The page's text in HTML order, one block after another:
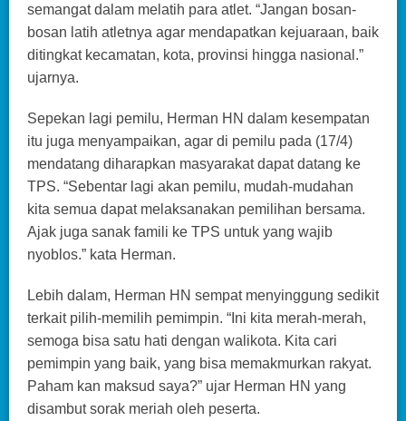
semangat dalam melatih para atlet. “Jangan bosan-
bosan latih atletnya agar mendapatkan kejuaraan, baik
ditingkat kecamatan, kota, provinsi hingga nasional.”
ujarnya.
Sepekan lagi pemilu, Herman HN dalam kesempatan
itu juga menyampaikan, agar di pemilu pada (17/4)
mendatang diharapkan masyarakat dapat datang ke
TPS. “Sebentar lagi akan pemilu, mudah-mudahan
kita semua dapat melaksanakan pemilihan bersama.
Ajak juga sanak famili ke TPS untuk yang wajib
nyoblos.” kata Herman.
Lebih dalam, Herman HN sempat menyinggung sedikit
terkait pilih-memilih pemimpin. “Ini kita merah-merah,
semoga bisa satu hati dengan walikota. Kita cari
pemimpin yang baik, yang bisa memakmurkan rakyat.
Paham kan maksud saya?” ujar Herman HN yang
disambut sorak meriah oleh peserta.